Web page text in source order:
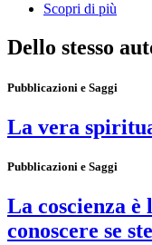
Scopri di più
Dello stesso
Pubblicazioni e Saggi
La vera
Pubblicazioni e Saggi
La coscienza
conoscere se